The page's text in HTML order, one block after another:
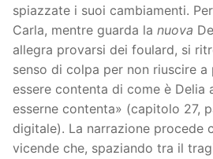
spiazzate i suoi cambiamenti.
Carla, mentre guarda la nuova
allegra provarsi dei foulard, si
senso di colpa per non riuscire a
essere contenta di come è Delia
esserne contenta» (capitolo 27,
digitale). La narrazione procede
vicende che, spaziando tra il